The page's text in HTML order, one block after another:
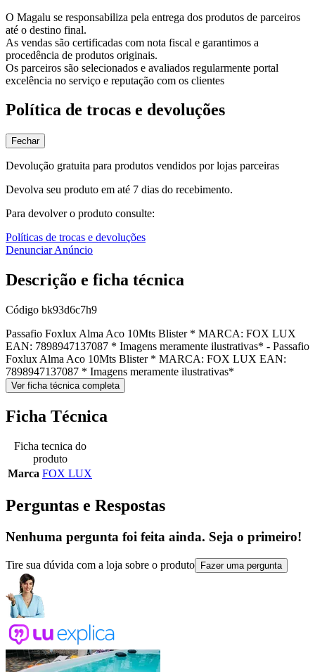
O Magalu se responsabiliza pela entrega dos produtos de parceiros
até o destino final.
As vendas são certificadas com nota fiscal e garantimos a
procedência de produtos originais.
Os parceiros são selecionados e avaliados regularmente portal
excelência no serviço e reputação com os clientes
Política de trocas e devoluções
Fechar
Devolução gratuita para produtos vendidos por lojas parceiras
Devolva seu produto em até 7 dias do recebimento.
Para devolver o produto consulte:
Políticas de trocas e devoluções
Denunciar Anúncio
Descrição e ficha técnica
Código bk93d6c7h9
Passafio Foxlux Alma Aco 10Mts Blister * MARCA: FOX LUX
EAN: 7898947137087 * Imagens meramente ilustrativas* - Passafio
Foxlux Alma Aco 10Mts Blister * MARCA: FOX LUX EAN:
7898947137087 * Imagens meramente ilustrativas*
Ver ficha técnica completa
Ficha Técnica
Ficha tecnica do
produto
Marca FOX LUX
Perguntas e Respostas
Nenhuma pergunta foi feita ainda. Seja o primeiro!
Tire sua dúvida com a loja sobre o produto Fazer uma pergunta